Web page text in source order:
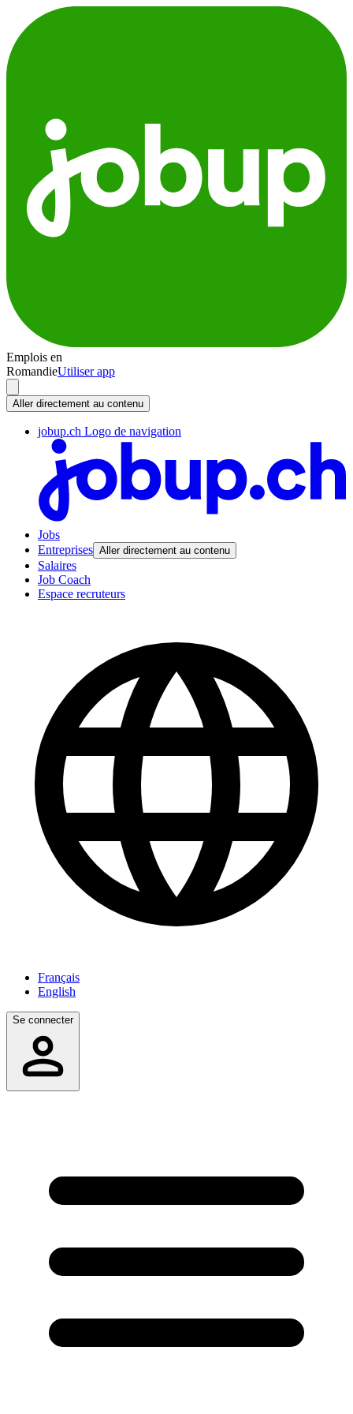
Emplois en
RomandieUtiliser app
Aller directement au contenu
jobup.ch Logo de navigation
Jobs
Entreprises Aller directement au contenu
Salaires
Job Coach
Espace recruteurs
Français
English
Se connecter